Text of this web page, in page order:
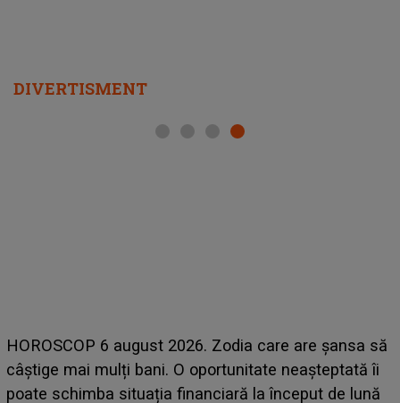
DIVERTISMENT
6 august 2026. Zodia care are șansa să
mai mulți bani. O oportunitate neașteptată îi
schimba situația financiară la început de lună